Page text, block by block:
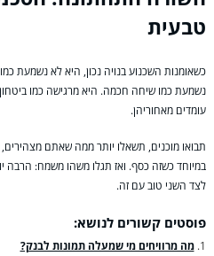
טבעית
כשאומנות השכנוע בנויה נכון, היא לא נשמעת
נשמעת כמו שיחה חכמה. היא מרגישה כמו
עומדים מאחוריהן.
תבואו מוכנים, תשאלו יותר ממה שאתם
במיוחד כשזה כסף. ואז תגלו משהו משמח:
לצד השני טוב עם זה.
פוסטים קשורים לנושא:
מה מרוויחים מי שמעלה תמונות לבנק?